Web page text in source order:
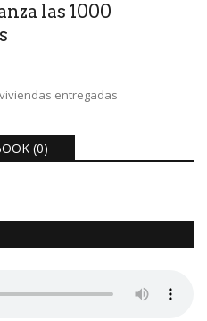
las 1000
entregadas
(0)